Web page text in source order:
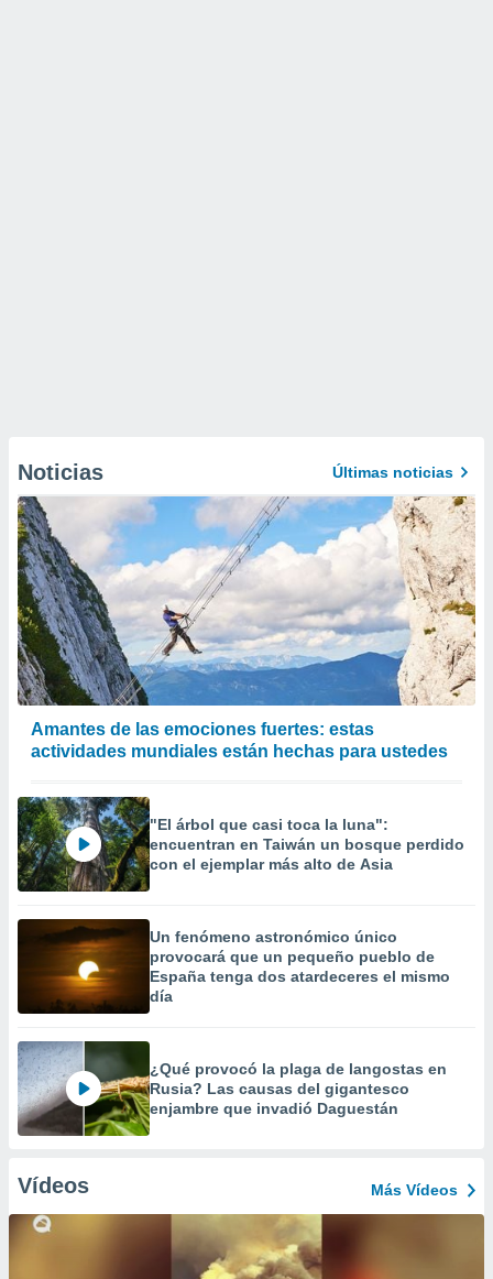
Noticias Últimas noticias
Amantes de las emociones fuertes: estas
actividades mundiales están hechas para ustedes
"El árbol que casi toca la luna":
encuentran en Taiwán un bosque perdido
con el ejemplar más alto de Asia
Un fenómeno astronómico único
provocará que un pequeño pueblo de
España tenga dos atardeceres el mismo
día
¿Qué provocó la plaga de langostas en
Rusia? Las causas del gigantesco
enjambre que invadió Daguestán
Vídeos Más Vídeos